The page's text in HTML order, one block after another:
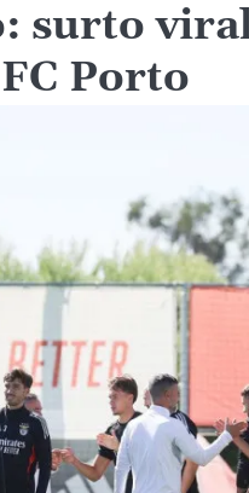
surto
Porto